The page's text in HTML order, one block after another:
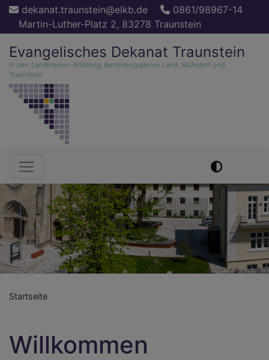
Direkt
Inhalt
dekanat.traunstein@elkb.de
0861/98967-14
Martin-Luther-Platz 2, 83278 Traunstein
Evangelisches Dekanat Traunstein
in den Landkreisen Altötting, Berchtesgadener Land, Mühldorf und
Traunstein
Hauptnavigation
Startseite
Willkommen